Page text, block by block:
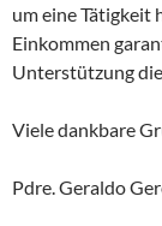
um eine Tätigkeit
Einkommen
Unterstützung
Viele dankbare
Pdre. Geraldo